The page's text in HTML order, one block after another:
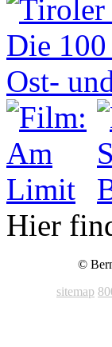
Hier
©
sitemap